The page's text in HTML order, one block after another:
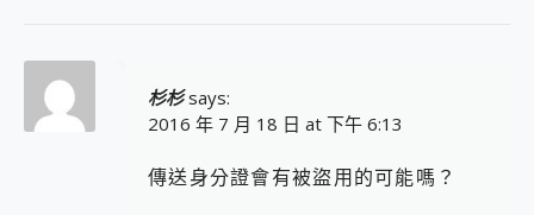
杉杉 says:
2016 年 7 月 18 日 at 下午 6:13
傳送身分證會有被盜用的可能嗎？